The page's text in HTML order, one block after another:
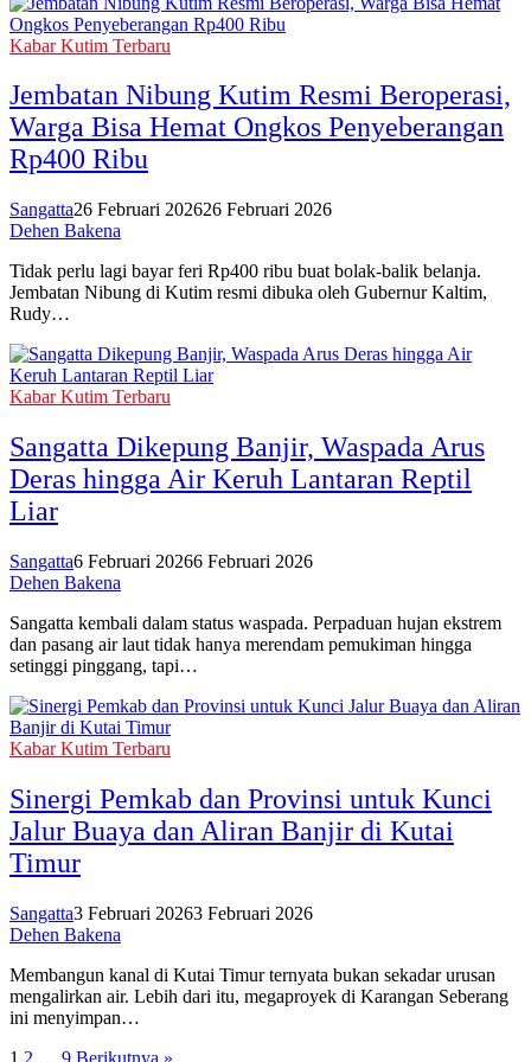
Kabar Kutim Terbaru
Jembatan Nibung Kutim Resmi Beroperasi,
Warga Bisa Hemat Ongkos Penyeberangan
Rp400 Ribu
Sangatta26 Februari 202626 Februari 2026
Dehen Bakena
Tidak perlu lagi bayar feri Rp400 ribu buat bolak-balik belanja.
Jembatan Nibung di Kutim resmi dibuka oleh Gubernur Kaltim,
Rudy…
Kabar Kutim Terbaru
Sangatta Dikepung Banjir, Waspada Arus
Deras hingga Air Keruh Lantaran Reptil
Liar
Sangatta6 Februari 20266 Februari 2026
Dehen Bakena
Sangatta kembali dalam status waspada. Perpaduan hujan ekstrem
dan pasang air laut tidak hanya merendam pemukiman hingga
setinggi pinggang, tapi…
Kabar Kutim Terbaru
Sinergi Pemkab dan Provinsi untuk Kunci
Jalur Buaya dan Aliran Banjir di Kutai
Timur
Sangatta3 Februari 20263 Februari 2026
Dehen Bakena
Membangun kanal di Kutai Timur ternyata bukan sekadar urusan
mengalirkan air. Lebih dari itu, megaproyek di Karangan Seberang
ini menyimpan…
1 2 … 9 Berikutnya »